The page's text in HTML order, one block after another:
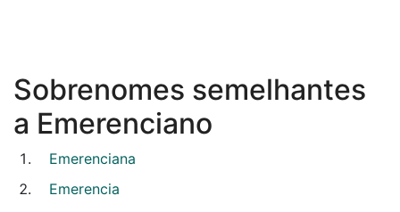
Sobrenomes semelhantes
a Emerenciano
Emerenciana
Emerencia